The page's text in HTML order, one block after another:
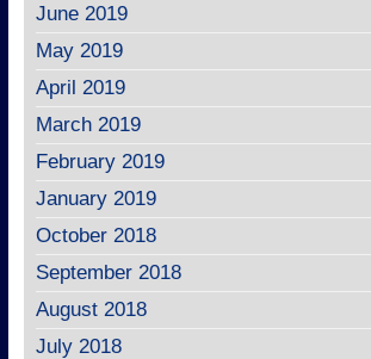
June 2019
May 2019
April 2019
March 2019
February 2019
January 2019
October 2018
September 2018
August 2018
July 2018